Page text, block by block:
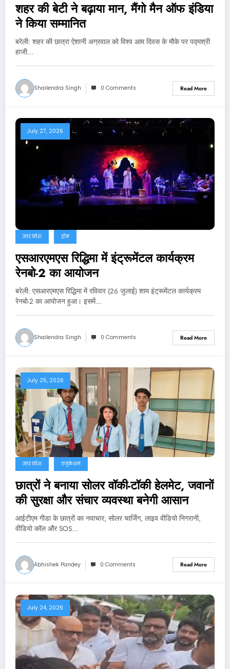
शहर की बेटी ने बढ़ाया मान, मैंगो मैन ऑफ इंडिया
ने किया सम्मानित
बरेली: शहर की छात्रा ऐशानी अग्रवाल को विश्व आम दिवस के मौके पर पद्मश्री
हाजी…
Shailendra Singh 0 Comments Read More
July 27, 2026
उत्तर प्रदेश होम
एसआरएमएस रिद्धिमा में इंट्रूमेंटल कार्यक्रम
रेनबो-2 का आयोजन
बरेली: एसआरएमएस रिद्धिमा में रविवार (26 जुलाई) शाम इंट्रूमेंटल कार्यक्रम
रेनबो-2 का आयोजन हुआ। इसमें…
Shailendra Singh 0 Comments Read More
July 25, 2026
उत्तर प्रदेश एजुकेशन
छात्रों ने बनाया सोलर वॉकी-टॉकी हेलमेट, जवानों
की सुरक्षा और संचार व्यवस्था बनेगी आसान
आईटीएम गीडा के छात्रों का नवाचार; सोलर चार्जिंग, लाइव वीडियो निगरानी,
वीडियो कॉल और SOS…
Abhishek Pandey 0 Comments Read More
July 24, 2026